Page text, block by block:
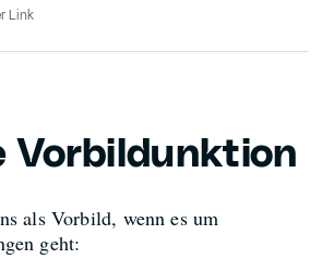
Link
Vorbildunktion
als Vorbild, wenn es um
geht: